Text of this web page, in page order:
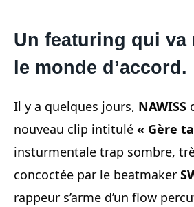
Un featuring qui va
le monde d’accord.
Il y a quelques jours, NAWISS
nouveau clip intitulé « Gère
insturmentale trap sombre,
concoctée par le beatmaker
rappeur s’arme d’un flow